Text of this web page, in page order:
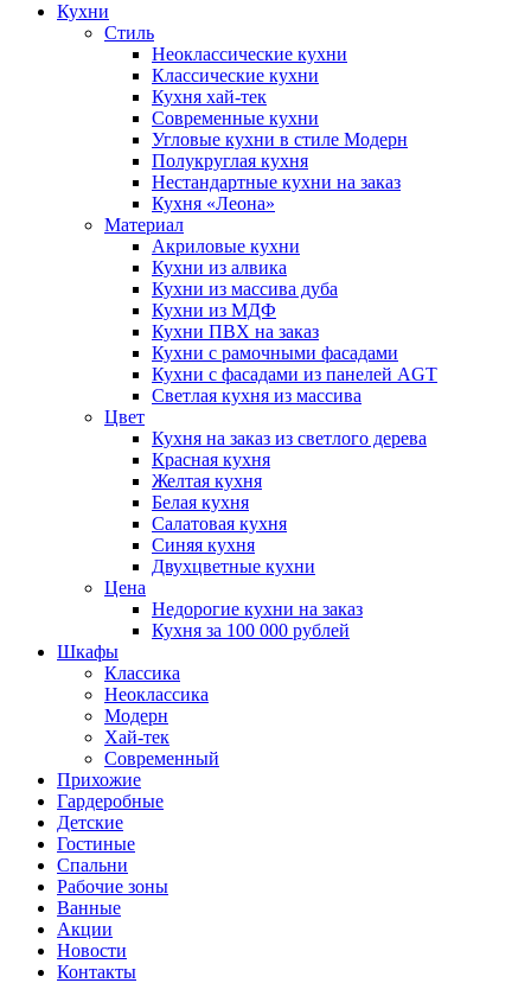
Кухни
Стиль
Неоклассические кухни
Классические кухни
Кухня хай-тек
Современные кухни
Угловые кухни в стиле Модерн
Полукруглая кухня
Нестандартные кухни на заказ
Кухня «Леона»
Материал
Акриловые кухни
Кухни из алвика
Кухни из массива дуба
Кухни из МДФ
Кухни ПВХ на заказ
Кухни с рамочными фасадами
Кухни с фасадами из панелей AGT
Светлая кухня из массива
Цвет
Кухня на заказ из светлого дерева
Красная кухня
Желтая кухня
Белая кухня
Салатовая кухня
Синяя кухня
Двухцветные кухни
Цена
Недорогие кухни на заказ
Кухня за 100 000 рублей
Шкафы
Классика
Неоклассика
Модерн
Хай-тек
Современный
Прихожие
Гардеробные
Детские
Гостиные
Спальни
Рабочие зоны
Ванные
Акции
Новости
Контакты